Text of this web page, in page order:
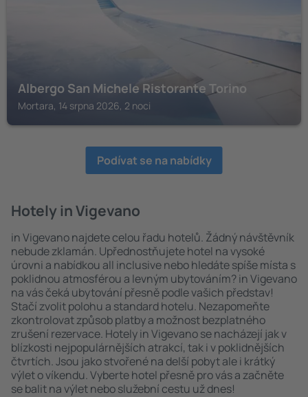
Albergo San Michele Ristorante Torino
Mortara, 14 srpna 2026, 2 noci
Podívat se na nabídky
Hotely in Vigevano
in Vigevano najdete celou řadu hotelů. Žádný návštěvník
nebude zklamán. Upřednostňujete hotel na vysoké
úrovni a nabídkou all inclusive nebo hledáte spíše místa s
poklidnou atmosférou a levným ubytováním? in Vigevano
na vás čeká ubytování přesně podle vašich představ!
Stačí zvolit polohu a standard hotelu. Nezapomeňte
zkontrolovat způsob platby a možnost bezplatného
zrušení rezervace. Hotely in Vigevano se nacházejí jak v
blízkosti nejpopulárnějších atrakcí, tak i v poklidnějších
čtvrtích. Jsou jako stvořené na delší pobyt ale i krátký
výlet o víkendu. Vyberte hotel přesně pro vás a začněte
se balit na výlet nebo služební cestu už dnes!